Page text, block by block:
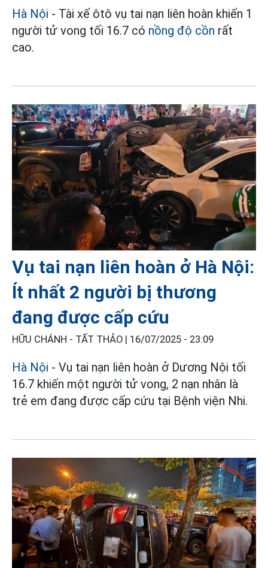
Hà Nội - Tài xế ôtô vụ tai nạn liên hoàn khiến 1
người tử vong tối 16.7 có nồng độ cồn rất
cao.
Vụ tai nạn liên hoàn ở Hà Nội:
Ít nhất 2 người bị thương
đang được cấp cứu
HỮU CHÁNH - TẤT THẢO | 16/07/2025 - 23:09
Hà Nội - Vụ tai nạn liên hoàn ở Dương Nội tối
16.7 khiến một người tử vong, 2 nạn nhân là
trẻ em đang được cấp cứu tại Bệnh viện Nhi.